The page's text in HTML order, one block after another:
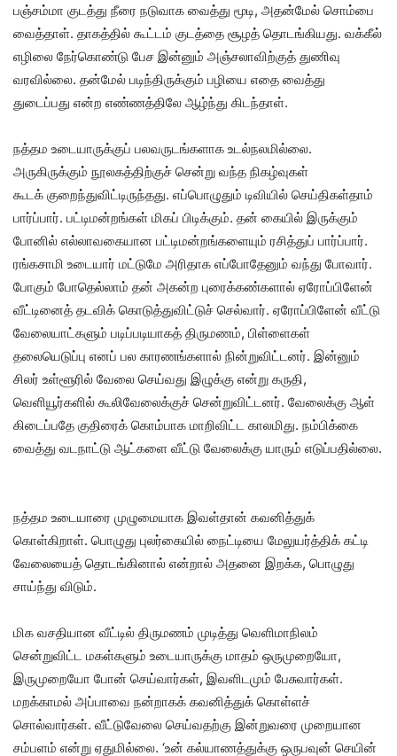
பஞ்சம்மா குடத்து நீரை நடுவாக வைத்து மூடி, அதன்மேல் சொம்பை
வைத்தாள். தாகத்தில் கூட்டம் குடத்தை சூழத் தொடங்கியது. வக்கீல்
எழிலை நேர்கொண்டு பேச இன்னும் அஞ்சலாவிற்குத் துணிவு
வரவில்லை. தன்மேல் படிந்திருக்கும் பழியை எதை வைத்து
துடைப்பது என்ற எண்ணத்திலே ஆழ்ந்து கிடந்தாள்.
நத்தம உடையாருக்குப் பலவருடங்களாக உடல்நலமில்லை.
அருகிருக்கும் நூலகத்திற்குச் சென்று வந்த நிகழ்வுகள்
கூடக் குறைந்துவிட்டிருந்தது. எப்பொழுதும் டிவியில் செய்திகள்தாம்
பார்ப்பார். பட்டிமன்றங்கள் மிகப் பிடிக்கும். தன் கையில் இருக்கும்
போனில் எல்லாவகையான பட்டிமன்றங்களையும் ரசித்துப் பார்ப்பார்.
ரங்கசாமி உடையார் மட்டுமே அரிதாக எப்போதேனும் வந்து போவார்.
போகும் போதெல்லாம் தன் அகன்ற புரைக்கண்களால் ஏரோப்பிளேன்
வீட்டினைத் தடவிக் கொடுத்துவிட்டுச் செல்வார். ஏரோப்பிளேன் வீட்டு
வேலையாட்களும் படிப்படியாகத் திருமணம், பிள்ளைகள்
தலையெடுப்பு எனப் பல காரணங்களால் நின்றுவிட்டனர். இன்னும்
சிலர் உள்ளூரில் வேலை செய்வது இழுக்கு என்று கருதி,
வெளியூர்களில் கூலிவேலைக்குச் சென்றுவிட்டனர். வேலைக்கு ஆள்
கிடைப்பதே குதிரைக் கொம்பாக மாறிவிட்ட காலமிது. நம்பிக்கை
வைத்து வடநாட்டு ஆட்களை வீட்டு வேலைக்கு யாரும் எடுப்பதில்லை.
நத்தம உடையாரை முழுமையாக இவள்தான் கவனித்துக்
கொள்கிறாள். பொழுது புலர்கையில் நைட்டியை மேலுயர்த்திக் கட்டி
வேலையைத் தொடங்கினால் என்றால் அதனை இறக்க, பொழுது
சாய்ந்து விடும்.
மிக வசதியான வீட்டில் திருமணம் முடித்து வெளிமாநிலம்
சென்றுவிட்ட மகள்களும் உடையாருக்கு மாதம் ஒருமுறையோ,
இருமுறையோ போன் செய்வார்கள், இவளிடமும் பேசுவார்கள்.
மறக்காமல் அப்பாவை நன்றாகக் கவனித்துக் கொள்ளச்
சொல்வார்கள். வீட்டுவேலை செய்வதற்கு இன்றுவரை முறையான
சம்பளம் என்று ஏதுமில்லை. ‘உன் கல்யாணத்துக்கு ஒருபவுன் செயின்